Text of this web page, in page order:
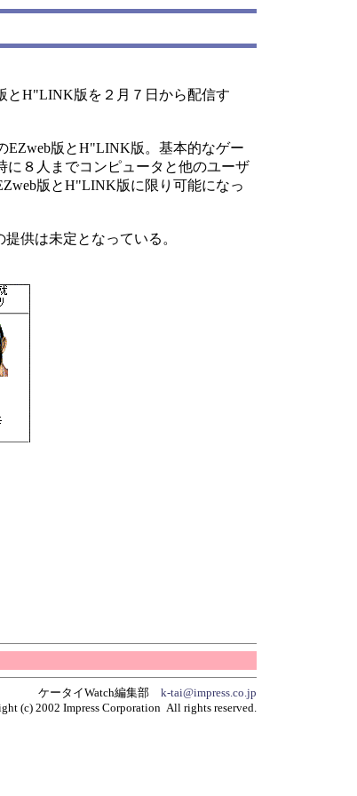
とH"LINK版を２月７日から配信す
版とH"LINK版。基本的なゲー
に８人までコンピュータと他のユーザ
版とH"LINK版に限り可能になっ
供は未定となっている。
ケータイWatch編集部 k-tai@impress.co.jp
(c) 2002 Impress Corporation All rights reserved.